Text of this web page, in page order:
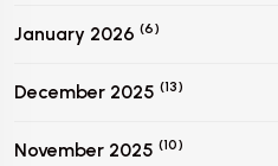
January 2026 (6)
December 2025 (13)
November 2025 (10)